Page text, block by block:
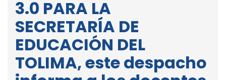
3.0 PARA LA
SECRETARÍA DE
EDUCACIÓN DEL
TOLIMA, este despacho